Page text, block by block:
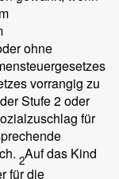
ohne
vorrangig zu
Stufe 2 oder
für
2Auf das Kind
für die